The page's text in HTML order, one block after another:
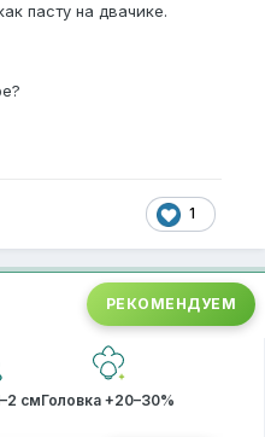
пасту на двачике.
1
РЕКОМЕНДУЕМ
смГоловка +20–30%